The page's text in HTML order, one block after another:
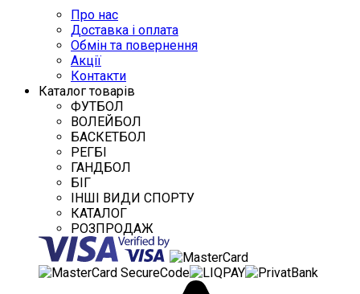
Про нас
Доставка і оплата
Обмін та повернення
Акції
Контакти
Каталог товарів
ФУТБОЛ
ВОЛЕЙБОЛ
БАСКЕТБОЛ
РЕГБІ
ГАНДБОЛ
БІГ
ІНШІ ВИДИ СПОРТУ
КАТАЛОГ
РОЗПРОДАЖ